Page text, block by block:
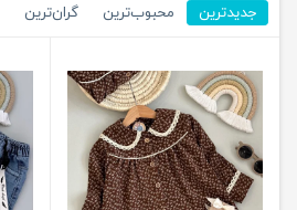
جدیدترین محبوب‌ترین گران‌ترین